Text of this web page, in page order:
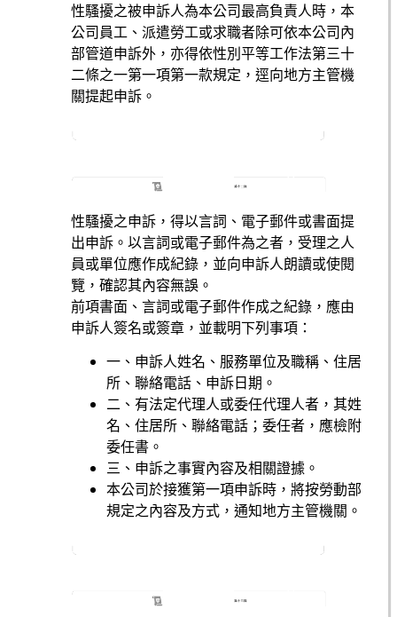
性騷擾之被申訴人為本公司最高負責人時，本
公司員工、派遣勞工或求職者除可依本公司內
部管道申訴外，亦得依性別平等工作法第三十
二條之一第一項第一款規定，逕向地方主管機
關提起申訴。
性騷擾之申訴，得以言詞、電子郵件或書面提
出申訴。以言詞或電子郵件為之者，受理之人
員或單位應作成紀錄，並向申訴人朗讀或使閱
覽，確認其內容無誤。
前項書面、言詞或電子郵件作成之紀錄，應由
申訴人簽名或簽章，並載明下列事項：
一、申訴人姓名、服務單位及職稱、住居
所、聯絡電話、申訴日期。
二、有法定代理人或委任代理人者，其姓
名、住居所、聯絡電話；委任者，應檢附
委任書。
三、申訴之事實內容及相關證據。
本公司於接獲第一項申訴時，將按勞動部
規定之內容及方式，通知地方主管機關。